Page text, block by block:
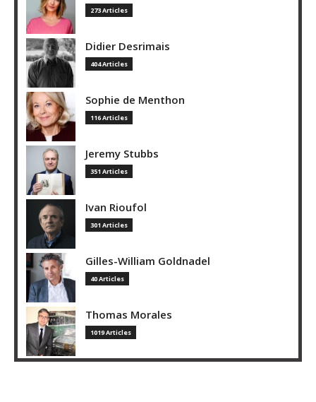
273 Articles
Didier Desrimais
404 Articles
Sophie de Menthon
116 Articles
Jeremy Stubbs
351 Articles
Ivan Rioufol
301 Articles
Gilles-William Goldnadel
40 Articles
Thomas Morales
1019 Articles